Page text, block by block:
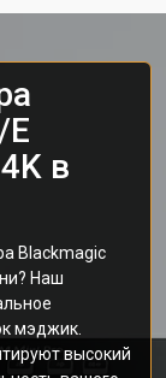
в
Blackmagic
Наш
мэджик.
высокий